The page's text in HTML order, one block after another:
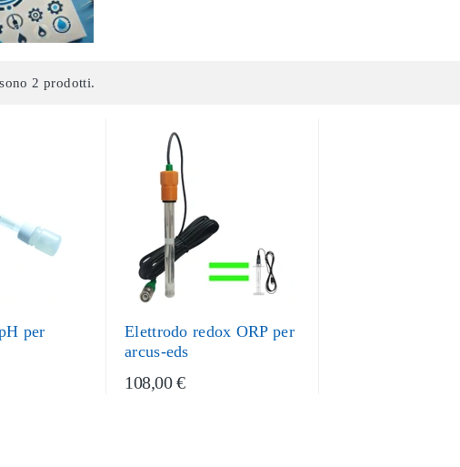
2 prodotti.
per
Elettrodo redox ORP per
arcus-eds
108,00 €